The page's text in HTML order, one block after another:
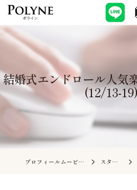
結婚式エンドロール人気
(12/13-
プロフィールムービーの依頼ならポライン スタッフブログ